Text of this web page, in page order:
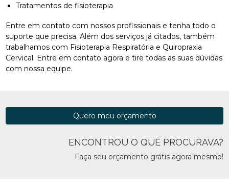
Tratamentos de fisioterapia
Entre em contato com nossos profissionais e tenha todo o
suporte que precisa. Além dos serviços já citados, também
trabalhamos com Fisioterapia Respiratória e Quiropraxia
Cervical. Entre em contato agora e tire todas as suas dúvidas
com nossa equipe.
ENCONTROU O QUE PROCURAVA?
Faça seu orçamento grátis agora mesmo!
Quero meu orçamento